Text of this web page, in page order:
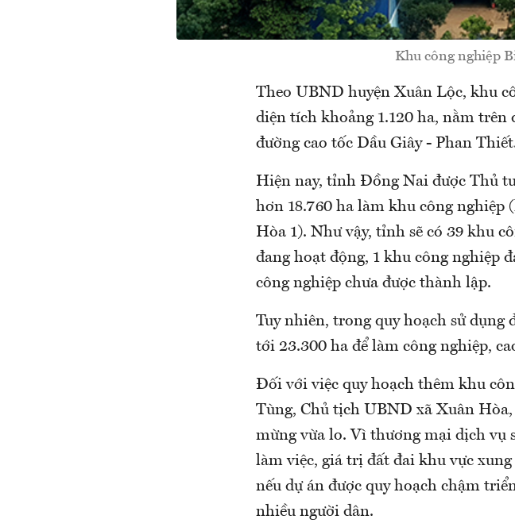
Khu công nghiệp
Theo UBND huyện Xuân Lộc, khu
diện tích khoảng 1.120 ha, nằm
đường cao tốc Dầu Giây - Phan
Hiện nay, tỉnh Đồng Nai được Thủ
hơn 18.760 ha làm khu công nghiệp
Hòa 1). Như vậy, tỉnh sẽ có 39 khu
đang hoạt động, 1 khu công nghiệp
công nghiệp chưa được thành lập.
Tuy nhiên, trong quy hoạch sử
tới 23.300 ha để làm công nghiệp,
Đối với việc quy hoạch thêm khu
Tùng, Chủ tịch UBND xã Xuân
mừng vừa lo. Vì thương mại dịch vụ
làm việc, giá trị đất đai khu vực
nếu dự án được quy hoạch chậm
nhiều người dân.